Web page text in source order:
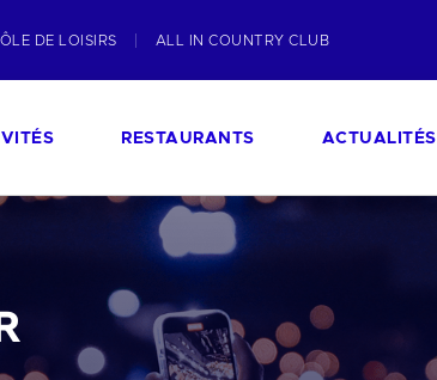
DE LOISIRS ALL IN COUNTRY CLUB
RESTAURANTS ACTUALITÉS